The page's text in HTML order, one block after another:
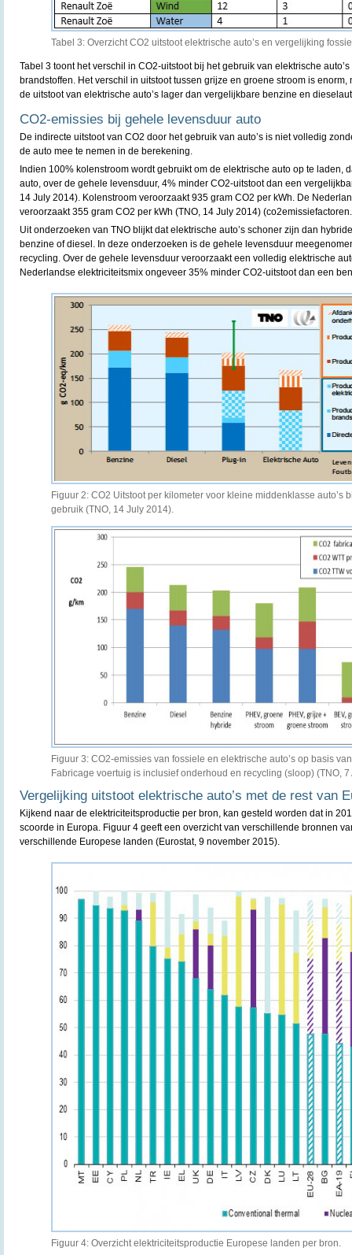
Tabel 3: Overzicht CO2 uitstoot elektrische auto’s en vergelijking
Tabel 3 toont het verschil in CO2-uitstoot bij het gebruik van elektrische
brandstoffen. Het verschil in uitstoot tussen grijze en groene stroom is enorm,
de uitstoot van elektrische auto’s lager dan vergelijkbare benzine en
CO2-emissies bij gehele levensduur auto
De indirecte uitstoot van CO2 door het gebruik van auto’s is niet volledig
de auto mee te nemen in de berekening.
Indien 100% kolenstroom wordt gebruikt om de elektrische auto op te laden,
auto, over de gehele levensduur, 4% minder CO2-uitstoot dan een
14 July 2014). Kolenstroom veroorzaakt 935 gram CO2 per kWh. De
veroorzaakt 355 gram CO2 per kWh (TNO, 14 July 2014)
Uit onderzoeken van TNO blijkt dat elektrische auto’s schoner zijn dan
benzine of diesel. In deze onderzoeken is de gehele levensduur
recycling. Over de gehele levensduur veroorzaakt een volledig elektrische
Nederlandse elektriciteitsmix ongeveer 35% minder CO2-uitstoot dan een
Figuur 2: CO2 Uitstoot per kilometer voor kleine middenklasse auto’s
gebruik (TNO, 14 July 2014).
Figuur 3: CO2-emissies van fossiele en elektrische auto’s op basis
Fabricage voertuig is inclusief onderhoud en recycling (sloop) (TNO, 7
Vergelijking uitstoot elektrische auto’s met de rest van
Kijkend naar de elektriciteitsproductie per bron, kan gesteld worden dat in
scoorde in Europa. Figuur 4 geeft een overzicht van verschillende bronnen
verschillende Europese landen (Eurostat, 9 november 2015).
Figuur 4: Overzicht elektriciteitsproductie Europese landen per bron.